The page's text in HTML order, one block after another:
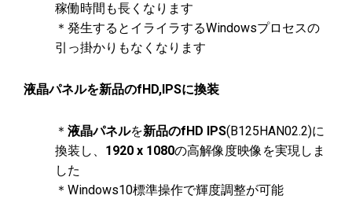
稼働時間も長くなります
＊発生するとイライラするWindowsプロセスの
引っ掛かりもなくなります
液晶パネルを新品のfHD,IPSに換装
＊ 液晶パネルを新品のfHD IPS(B125HAN02.2)に
換装し、 1920 x 1080の高解像度映像を実現しま
した
＊Windows10標準操作で輝度調整が可能